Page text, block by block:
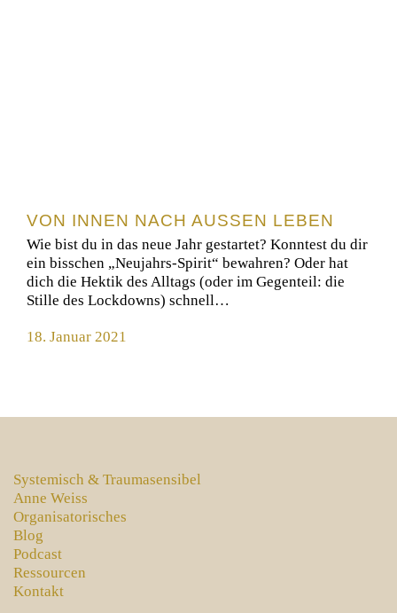
VON INNEN NACH AUSSEN LEBEN
Wie bist du in das neue Jahr gestartet? Konntest du dir
ein bisschen „Neujahrs-Spirit“ bewahren? Oder hat
dich die Hektik des Alltags (oder im Gegenteil: die
Stille des Lockdowns) schnell…
18. Januar 2021
Systemisch & Traumasensibel
Anne Weiss
Organisatorisches
Blog
Podcast
Ressourcen
Kontakt